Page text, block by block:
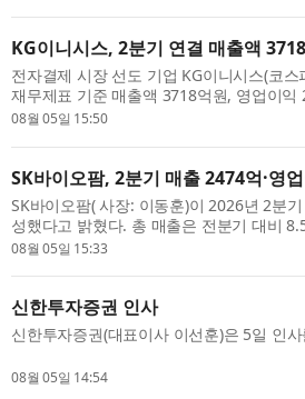
KG이니시스, 2분기 연결 매출액
전자결제 시장 선도 기업 KG이니시스(코
재무제표 기준 매출액 3718억원, 영업이
년동기대비 매출액은 15.0%, 영업이익은
08월 05일 15:50
SK바이오팜, 2분기 매출 2474억·영
SK바이오팜( 사장: 이동훈)이 2026년 2분
성했다고 밝혔다. 총 매출은 전분기 대비
은 전분기 대비 8.1%, 전년 동기 대비
08월 05일 15:33
신한투자증권 인사
신한투자증권(대표이사 이선훈)은 5일 인
08월 05일 14:54